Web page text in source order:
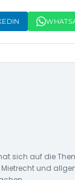
sich auf die
und